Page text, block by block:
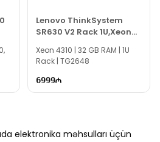
Lenovo ThinkSystem
SR630 V2 Rack 1U,Xeon
4310 32Gb 7Z71A06FEA
Xeon 4310 | 32 GB RAM | 1U
Rack | TG2648
6999
elektronika məhsulları üçün